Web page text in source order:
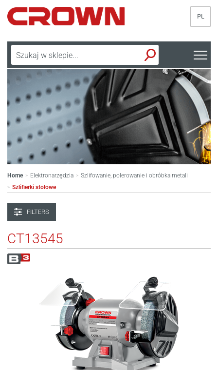
PL
Home > Elektronarzędzia > Szlifowanie, polerowanie i obróbka metali
> Szlifierki stołowe
FILTERS
CT13545